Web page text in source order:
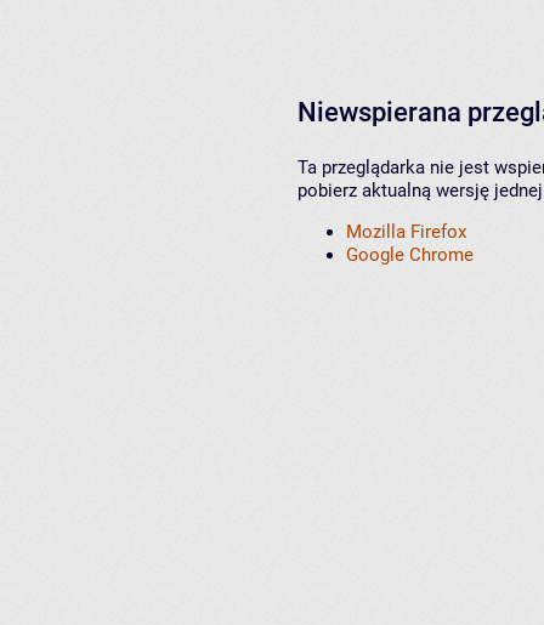
Niewspierana
Ta przeglądarka nie jest
pobierz aktualną wersję
Mozilla Firefox
Google Chrome